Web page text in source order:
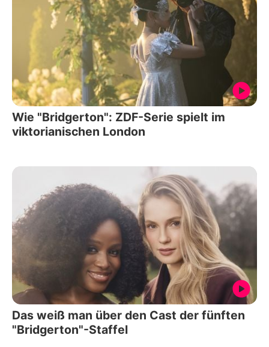
Wie "Bridgerton": ZDF-Serie spielt im
viktorianischen London
Das weiß man über den Cast der fünften
"Bridgerton"-Staffel